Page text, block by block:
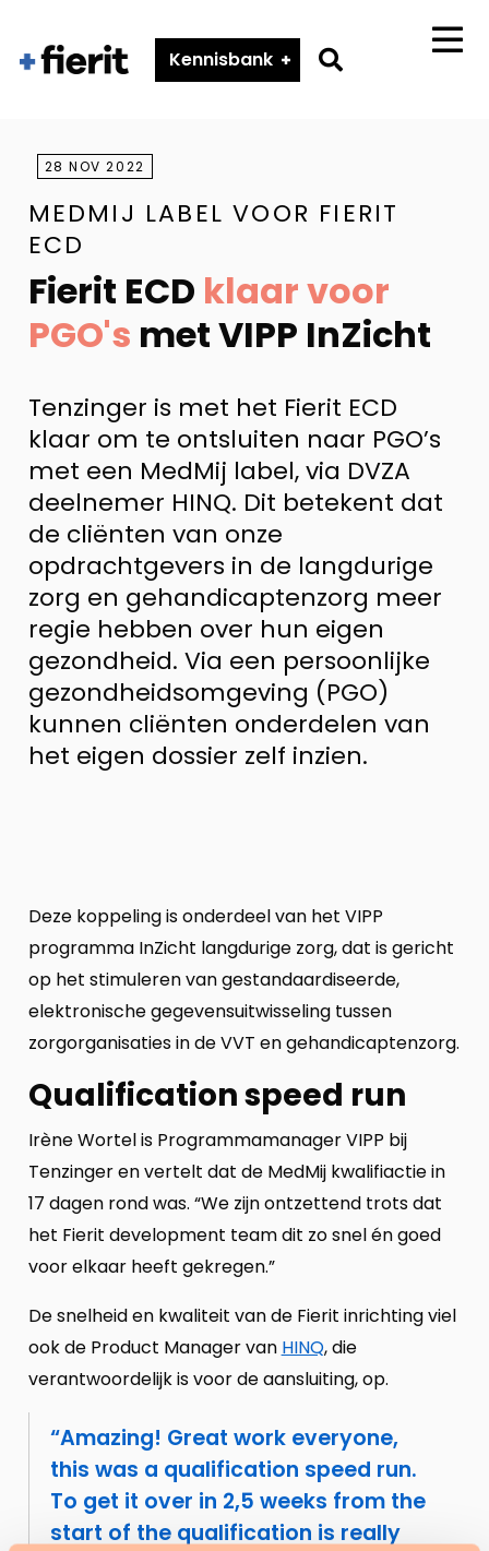
Méér
ECD
Kennisbank
Go
28 NOV 2022
MEDMIJ LABEL VOOR FIERIT
ECD
Fierit ECD klaar voor
PGO's met VIPP InZicht
Tenzinger is met het Fierit ECD
klaar om te ontsluiten naar PGO’s
met een MedMij label, via DVZA
deelnemer HINQ. Dit betekent dat
de cliënten van onze
opdrachtgevers in de langdurige
zorg en gehandicaptenzorg meer
regie hebben over hun eigen
gezondheid. Via een persoonlijke
gezondheidsomgeving (PGO)
kunnen cliënten onderdelen van
het eigen dossier zelf inzien.
Deze koppeling is onderdeel van het VIPP
programma InZicht langdurige zorg, dat is gericht
op het stimuleren van gestandaardiseerde,
elektronische gegevensuitwisseling tussen
zorgorganisaties in de VVT en gehandicaptenzorg.
Qualification speed run
Irène Wortel is Programmamanager VIPP bij
Tenzinger en vertelt dat de MedMij kwalifiactie in
17 dagen rond was. “We zijn ontzettend trots dat
het Fierit development team dit zo snel én goed
voor elkaar heeft gekregen.”
De snelheid en kwaliteit van de Fierit inrichting viel
ook de Product Manager van HINQ, die
verantwoordelijk is voor de aansluiting, op.
Amazing! Great work everyone,
this was a qualification speed run.
To get it over in 2,5 weeks from the
start of the qualification is really